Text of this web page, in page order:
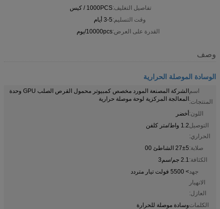
تفاصيل التغليف:1000PCS / كيس
وقت التسليم:3-5 أيام
القدرة على العرض:10000pcs/يوم
وصف
الوسادة الموصلة الحرارية
اسم
المنتجات:
الشركة المصنعة المورد مخصص كمبيوتر محمول القرص الصلب GPU وحدة
المعالجة المركزية لوحة موصلة حرارية
اللون:أخضر
التوصيل
الحراري:
1.2 واط/متر كلفن
صلابة:27±5 الشاطئ 00
الكثافة:2.1 جم/سم3
جهد
الانهيار
العازل:
> 5500 فولت تيار متردد
الكلماتوسادة موصلة للحرارة